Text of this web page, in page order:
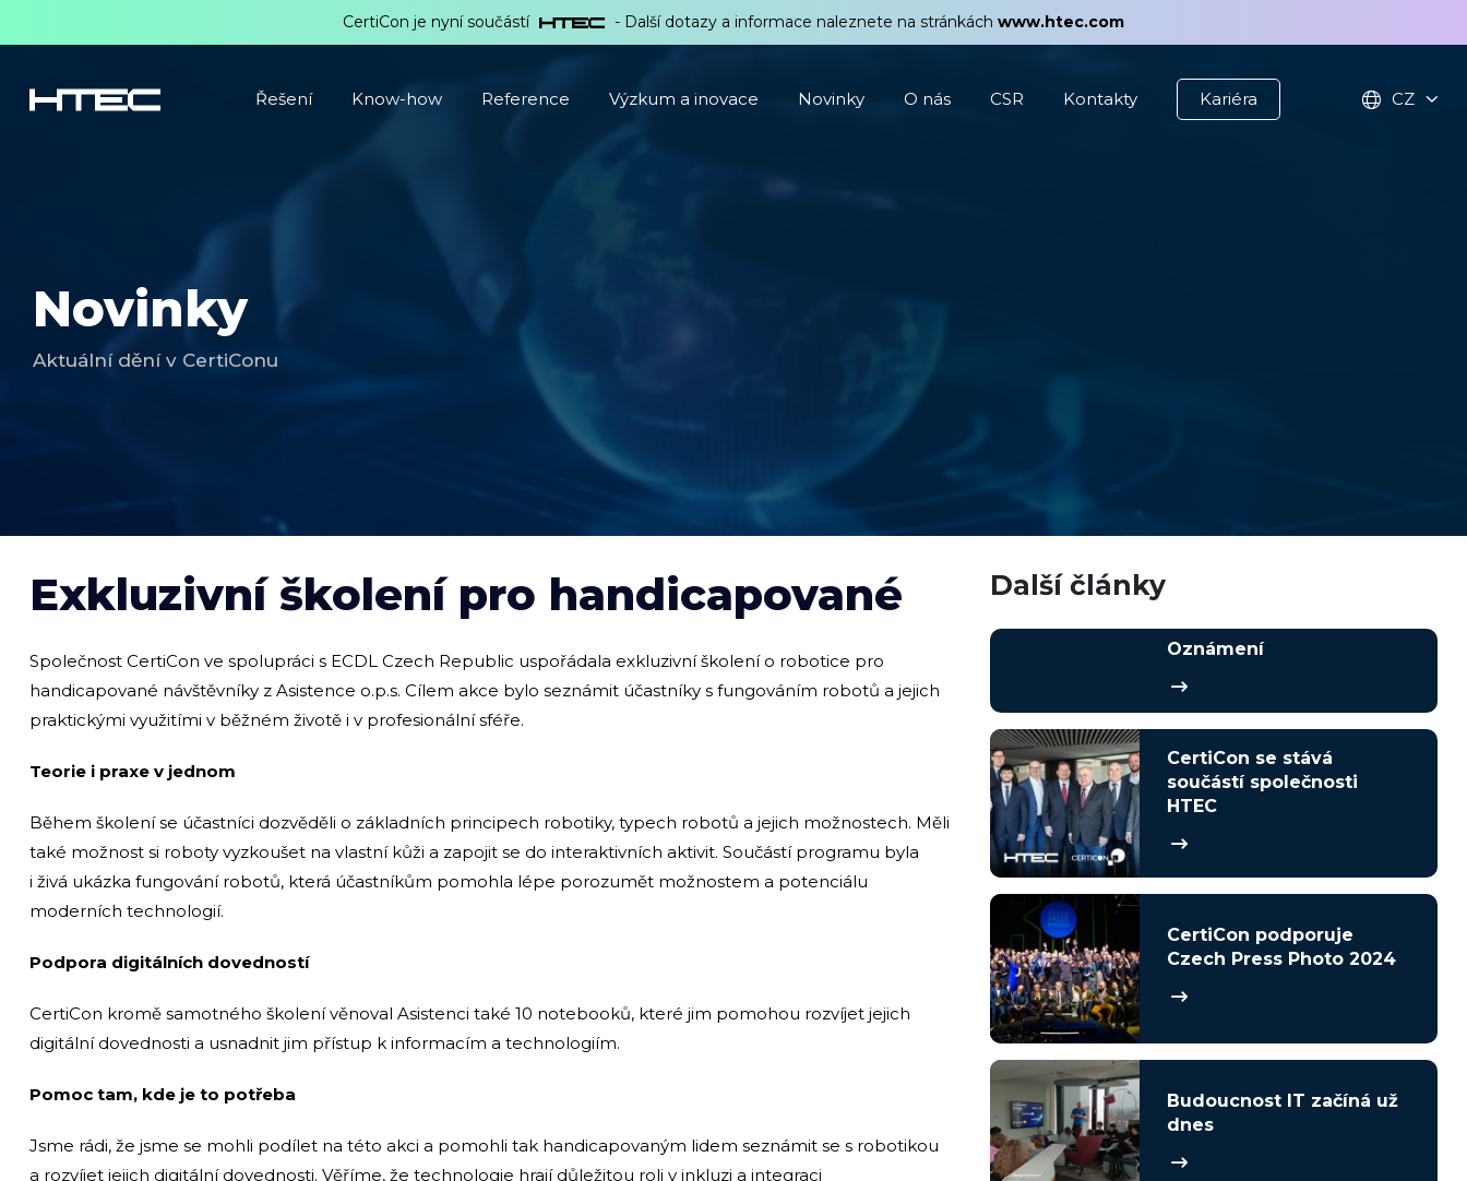
CertiCon je nyní součástí - Další dotazy a informace naleznete na stránkách www.htec.com
Řešení Know-how Reference Výzkum a inovace Novinky O nás CSR Kontakty Kariéra CZ
Novinky
Aktuální dění v CertiConu
Exkluzivní školení pro handicapované
Společnost CertiCon ve spolupráci s ECDL Czech Republic uspořádala exkluzivní školení o robotice pro
handicapované návštěvníky z Asistence o.p.s. Cílem akce bylo seznámit účastníky s fungováním robotů a jejich
praktickými využitími v běžném životě i v profesionální sféře.
Teorie i praxe v jednom
Během školení se účastníci dozvěděli o základních principech robotiky, typech robotů a jejich možnostech. Měli
také možnost si roboty vyzkoušet na vlastní kůži a zapojit se do interaktivních aktivit. Součástí programu byla
i živá ukázka fungování robotů, která účastníkům pomohla lépe porozumět možnostem a potenciálu
moderních technologií.
Podpora digitálních dovedností
CertiCon kromě samotného školení věnoval Asistenci také 10 notebooků, které jim pomohou rozvíjet jejich
digitální dovednosti a usnadnit jim přístup k informacím a technologiím.
Pomoc tam, kde je to potřeba
Jsme rádi, že jsme se mohli podílet na této akci a pomohli tak handicapovaným lidem seznámit se s robotikou
a rozvíjet jejich digitální dovednosti. Věříme, že technologie hrají důležitou roli v inkluzi a integraci
Další články
Oznámení
CertiCon se stává
součástí společnosti
HTEC
CertiCon podporuje
Czech Press Photo 2024
Budoucnost IT začíná už
dnes